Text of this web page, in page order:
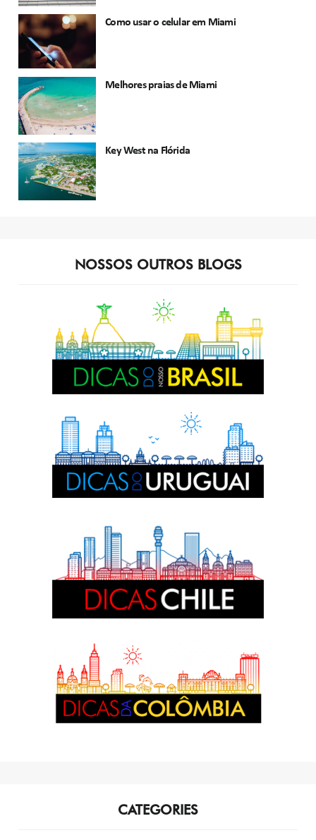
Como usar o celular em Miami
Melhores praias de Miami
Key West na Flórida
NOSSOS OUTROS BLOGS
CATEGORIES